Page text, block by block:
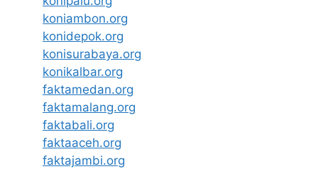
koniambon.org
konidepok.org
konisurabaya.org
konikalbar.org
faktamedan.org
faktamalang.org
faktabali.org
faktaaceh.org
faktajambi.org